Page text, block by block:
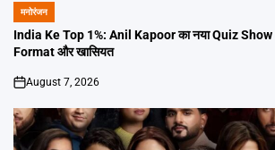
POSTED
IN
मनोरंजन
India Ke Top 1%: Anil Kapoor का नया Quiz Show
Format और खासियत
on
August 7, 2026